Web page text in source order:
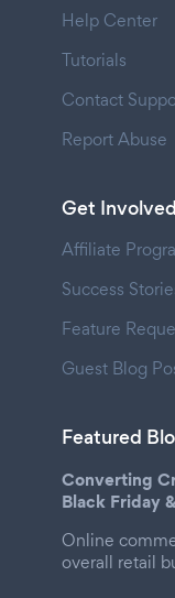
Help Center
Tutorials
Contact
Report Abuse
Get Involved
Affiliate
Success
Feature
Guest Blog
Featured
Converting
Black Friday
Online
overall retail